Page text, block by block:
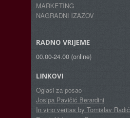
MARKETING
NAGRADNI IZAZOV
RADNO VRIJEME
00.00-24.00 (online)
LINKOVI
Oglasi za posao
Josipa Pavičić Berardini
In vino veritas by Tomislav Radić